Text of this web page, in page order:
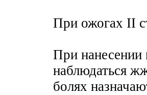
При ожогах II
При нанесении
наблюдаться
болях